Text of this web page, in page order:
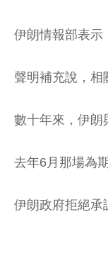
伊朗情報部表示
聲明補充說，相
數十年來，伊朗
去年6月那場為
伊朗政府拒絕承